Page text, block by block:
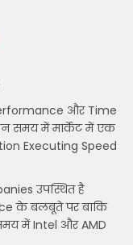
और Time
समय में मार्केट में एक
Executing Speed
उपस्थित है
के बलबूते पर बाकि
में Intel और AMD